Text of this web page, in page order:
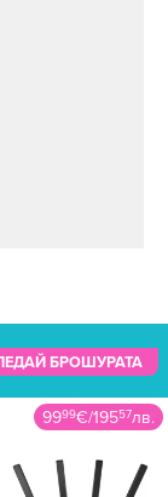
БРОШУРАТА
76900€/150404лв.